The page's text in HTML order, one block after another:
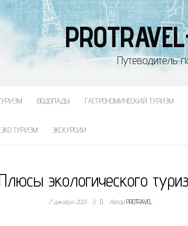
Путеводитель
ВОДОПАДЫ ГАСТРОНОМИЧЕСКИЙ ТУРИЗМ
ЭКО ТУРИЗМ ЭКСКУРСИИ
экологического
7 декабря 2023 0 АвторPROTRAVEL